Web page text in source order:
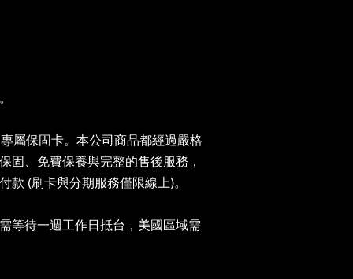
屬保固卡。本公司商品都經過嚴格
固、免費保養與完整的售後服務，
款 (刷卡與分期服務僅限線上)。
等待一週工作日抵台，美國區域需